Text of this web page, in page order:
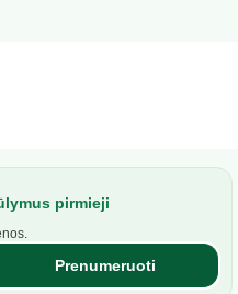
pirmieji
Prenumeruoti